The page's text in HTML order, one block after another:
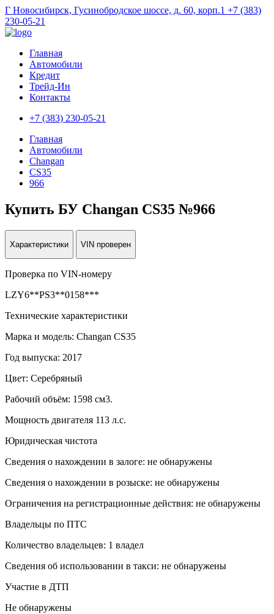
Г Новосибирск, Гусинобродское шоссе, д. 60, корп.1 +7 (383)
230-05-21
Главная
Автомобили
Кредит
Трейд-Ин
Контакты
+7 (383) 230-05-21
Главная
Автомобили
Changan
CS35
966
Купить БУ Changan CS35 №966
Характеристики VIN проверен
Проверка по VIN-номеру
LZY6**PS3**0158***
Технические характеристики
Марка и модель: Changan CS35
Год выпуска: 2017
Цвет: Серебряный
Рабочий объём: 1598 см3.
Мощность двигателя 113 л.с.
Юридическая чистота
Сведения о нахождении в залоге: не обнаружены
Сведения о нахождении в розыске: не обнаружены
Ограничения на регистрационные действия: не обнаружены
Владельцы по ПТС
Количество владельцев: 1 владел
Сведения об использовании в такси: не обнаружены
Участие в ДТП
Не обнаружены